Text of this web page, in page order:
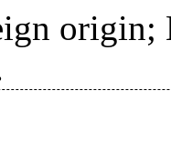
origin;